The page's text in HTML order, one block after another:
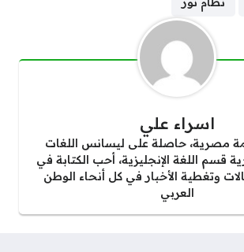
اسراء علي
مصرية، حاصلة على ليسانس اللغات
قسم اللغة الإنجليزية، أحب الكتابة في
وتغطية الأخبار في كل أنحاء الوطن
العربي